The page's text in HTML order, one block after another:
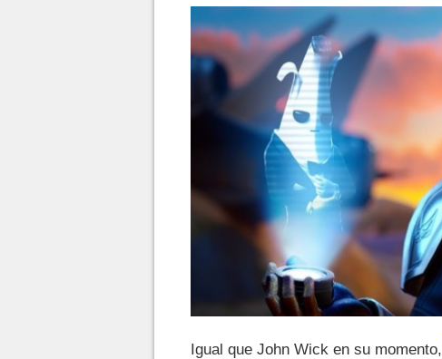
Igual que John Wick en su momento,